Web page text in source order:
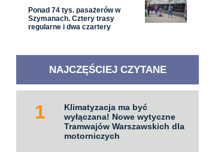
Ponad 74 tys. pasażerów w
Szymanach. Cztery trasy
regularne i dwa czartery
NAJCZĘŚCIEJ CZYTANE
Klimatyzacja ma być
wyłączana! Nowe wytyczne
Tramwajów Warszawskich dla
motorniczych